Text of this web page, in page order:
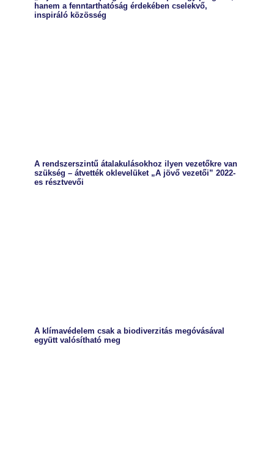
hanem a fenntarthatóság érdekében cselekvő,
inspiráló közösség
A rendszerszintű átalakulásokhoz ilyen vezetőkre van
szükség – átvették oklevelüket „A jövő vezetői” 2022-
es résztvevői
A klímavédelem csak a biodiverzitás megóvásával
együtt valósítható meg